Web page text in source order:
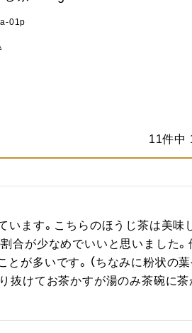
01p
11件中
います。こちらのほうじ茶は美味
合が少なめでいいと思いました
が多いです。（ちなみに粉状の
抜けてお茶かすが湯のみ茶碗に